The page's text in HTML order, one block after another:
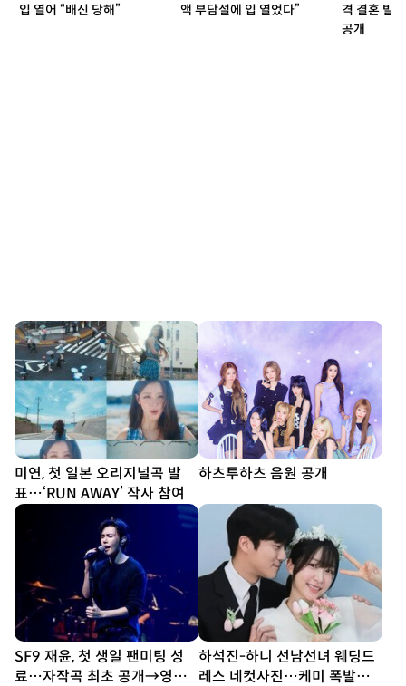
입 열어 “배신 당해”
액 부담설에 입 열었다”
격 결혼 발
공개
미연, 첫 일본 오리지널곡 발
표…‘RUN AWAY’ 작사 참여
하츠투하츠 음원 공개
SF9 재윤, 첫 생일 팬미팅 성
료…자작곡 최초 공개→영빈·
하석진-하니 선남선녀 웨딩드
레스 네컷사진…케미 폭발